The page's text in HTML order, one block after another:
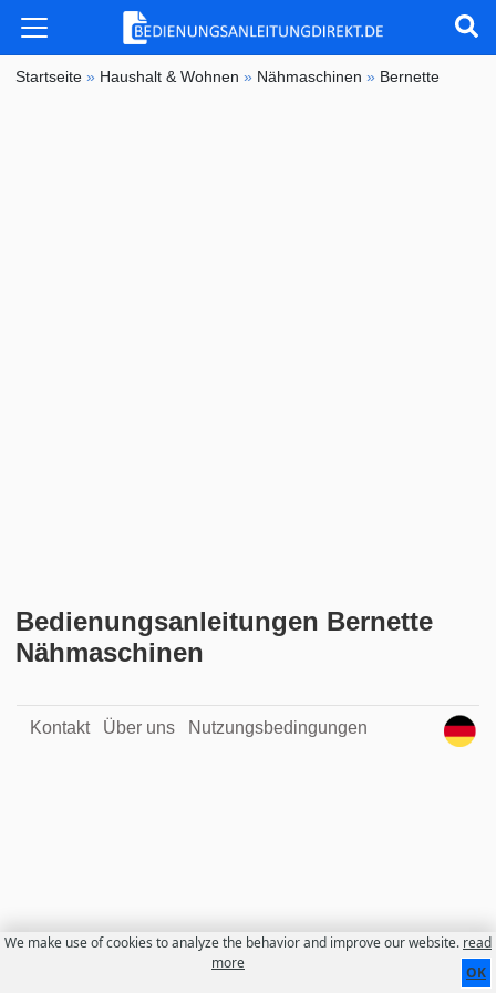
Startseite » Haushalt & Wohnen » Nähmaschinen » Bernette
Bedienungsanleitungen Bernette
Nähmaschinen
Kontakt Über uns Nutzungsbedingungen
We make use of cookies to analyze the behavior and improve our website. read
more
OK